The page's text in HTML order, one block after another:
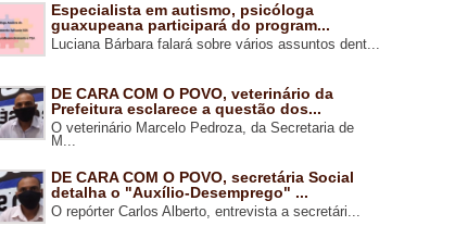
Especialista em autismo, psicóloga
guaxupeana participará do program...
Luciana Bárbara falará sobre vários assuntos dent...
DE CARA COM O POVO, veterinário da
Prefeitura esclarece a questão dos...
O veterinário Marcelo Pedroza, da Secretaria de
M...
DE CARA COM O POVO, secretária Social
detalha o "Auxílio-Desemprego" ...
O repórter Carlos Alberto, entrevista a secretári...